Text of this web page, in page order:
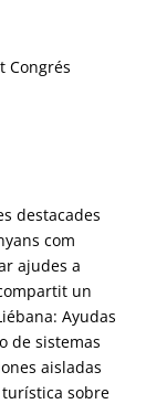
Congrés
destacades
com
ajudes a
un
Ayudas
de sistemas
aisladas
sobre